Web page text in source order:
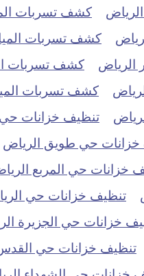
كشف تسربات
كشف تسربات
الرياض
كشف تسربات
كشف تسربات
تنظيف خزانات حي
حي طويق الرياض
خزانات حي المربع
تنظيف خزانات حي
خزانات حي الجزيرة
تنظيف خزانات حي